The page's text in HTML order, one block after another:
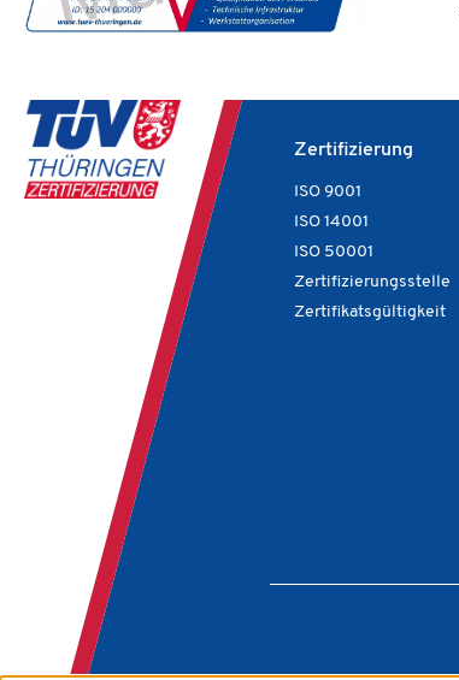
Zertifizierung
ISO 9001
ISO 14001
ISO 50001
Zertifizierungsstelle
Zertifikatsgültigkeit